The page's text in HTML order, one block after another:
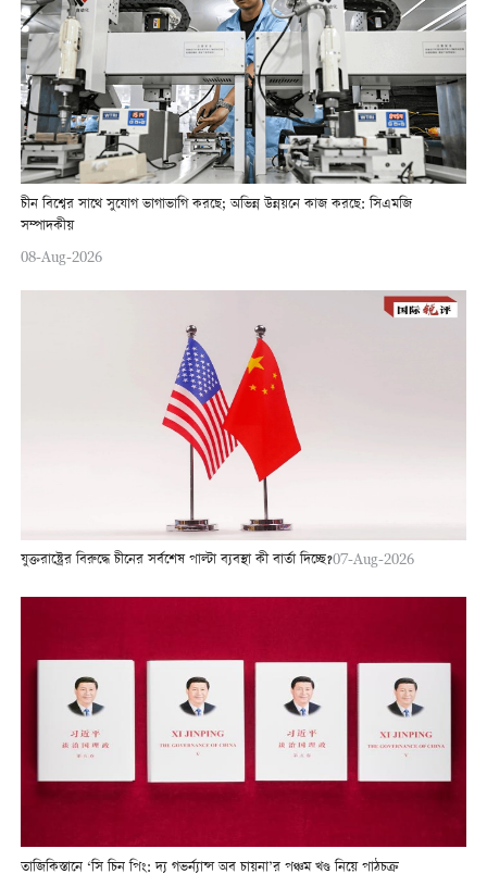
চীন বিশ্বের সাথে সুযোগ ভাগাভাগি করছে; অভিন্ন উন্নয়নে কাজ করছে: সিএমজি
সম্পাদকীয়
08-Aug-2026
যুক্তরাষ্ট্রের বিরুদ্ধে চীনের সর্বশেষ পাল্টা ব্যবস্থা কী বার্তা দিচ্ছে?07-Aug-2026
তাজিকিস্তানে ‘সি চিন পিং: দ্য গভর্ন্যান্স অব চায়না’র পঞ্চম খণ্ড নিয়ে পাঠচক্র